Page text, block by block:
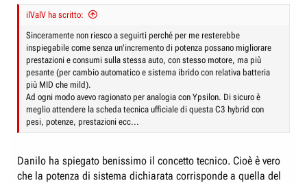
ilValV ha scritto:
Sinceramente non riesco a seguirti perché per me resterebbe
inspiegabile come senza un'incremento di potenza possano migliorare
prestazioni e consumi sulla stessa auto, con stesso motore, ma più
pesante (per cambio automatico e sistema ibrido con relativa batteria
più MID che mild).
Ad ogni modo avevo ragionato per analogia con Ypsilon. Di sicuro è
meglio attendere la scheda tecnica ufficiale di questa C3 hybrid con
pesi, potenze, prestazioni ecc...
Danilo ha spiegato benissimo il concetto tecnico. Cioè è vero
che la potenza di sistema dichiarata corrisponde a quella del